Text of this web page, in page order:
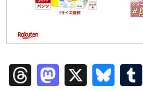
T M X Bl